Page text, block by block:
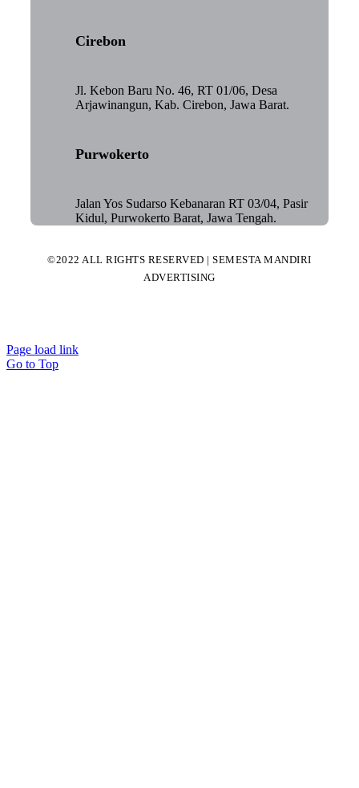
Cirebon
Jl. Kebon Baru No. 46, RT 01/06, Desa
Arjawinangun, Kab. Cirebon, Jawa Barat.
Purwokerto
Jalan Yos Sudarso Kebanaran RT 03/04, Pasir
Kidul, Purwokerto Barat, Jawa Tengah.
©2022 ALL RIGHTS RESERVED | SEMESTA MANDIRI
ADVERTISING
Page load link
Go to Top